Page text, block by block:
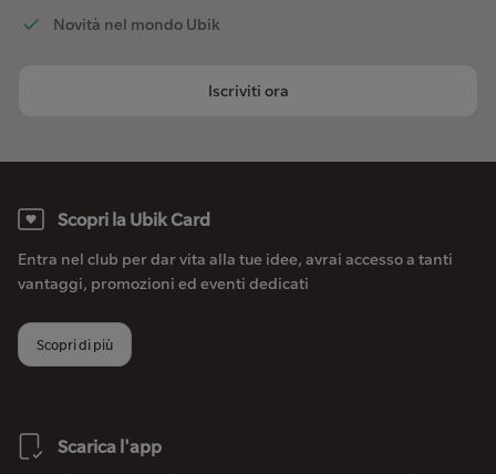
Novità nel mondo Ubik
Iscriviti ora
Scopri la Ubik Card
Entra nel club per dar vita alla tue idee, avrai accesso a tanti
vantaggi, promozioni ed eventi dedicati
Scopri di più
Scarica l'app